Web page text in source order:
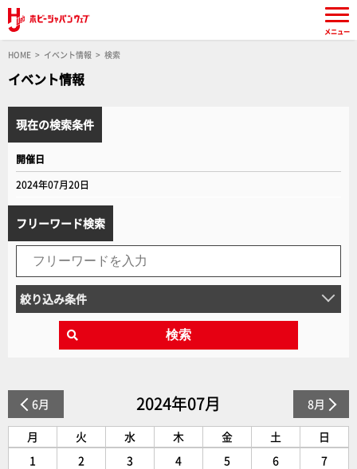
HOME イベント情報 検索
イベント情報
現在の検索条件
開催日
2024年07月20日
フリーワード検索
絞り込み条件
検索
6月 2024年07月 8月
月 火 水 木 金 土
日
1
2 3 4 5 6 7
メニュー